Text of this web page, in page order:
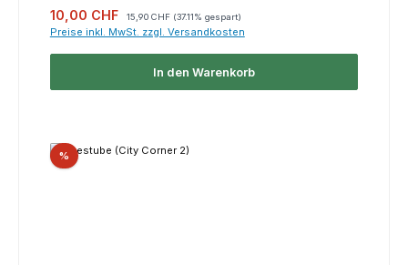
Verkaufspreis:
10,00 CHF 15,90 CHF (37.11% gespart)
Preise inkl. MwSt. zzgl. Versandkosten
In den Warenkorb
%Rabatt